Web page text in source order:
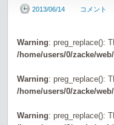
2013/06/14 コメント
Warning: preg_replace():
/home/users/0/zacke/
Warning: preg_replace():
/home/users/0/zacke/
Warning: preg_replace():